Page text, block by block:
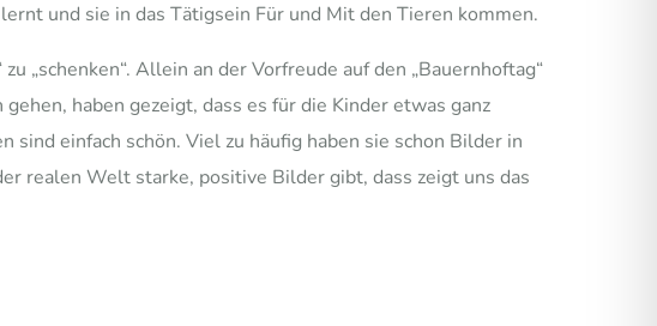
und sie in das Tätigsein Für und Mit den Tieren kommen.
„schenken“. Allein an der Vorfreude auf den „Bauernhoftag“
haben gezeigt, dass es für die Kinder etwas ganz
einfach schön. Viel zu häufig haben sie schon Bilder in
realen Welt starke, positive Bilder gibt, dass zeigt uns das